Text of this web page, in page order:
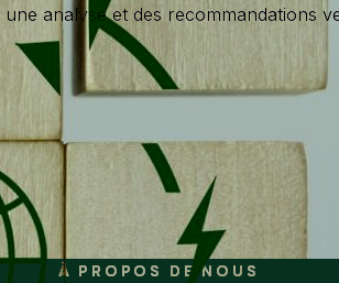
analyse et des recommandations
À PROPOS DE NOUS